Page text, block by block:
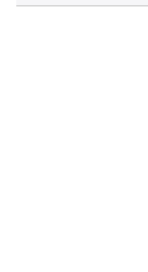
Caractéristiques